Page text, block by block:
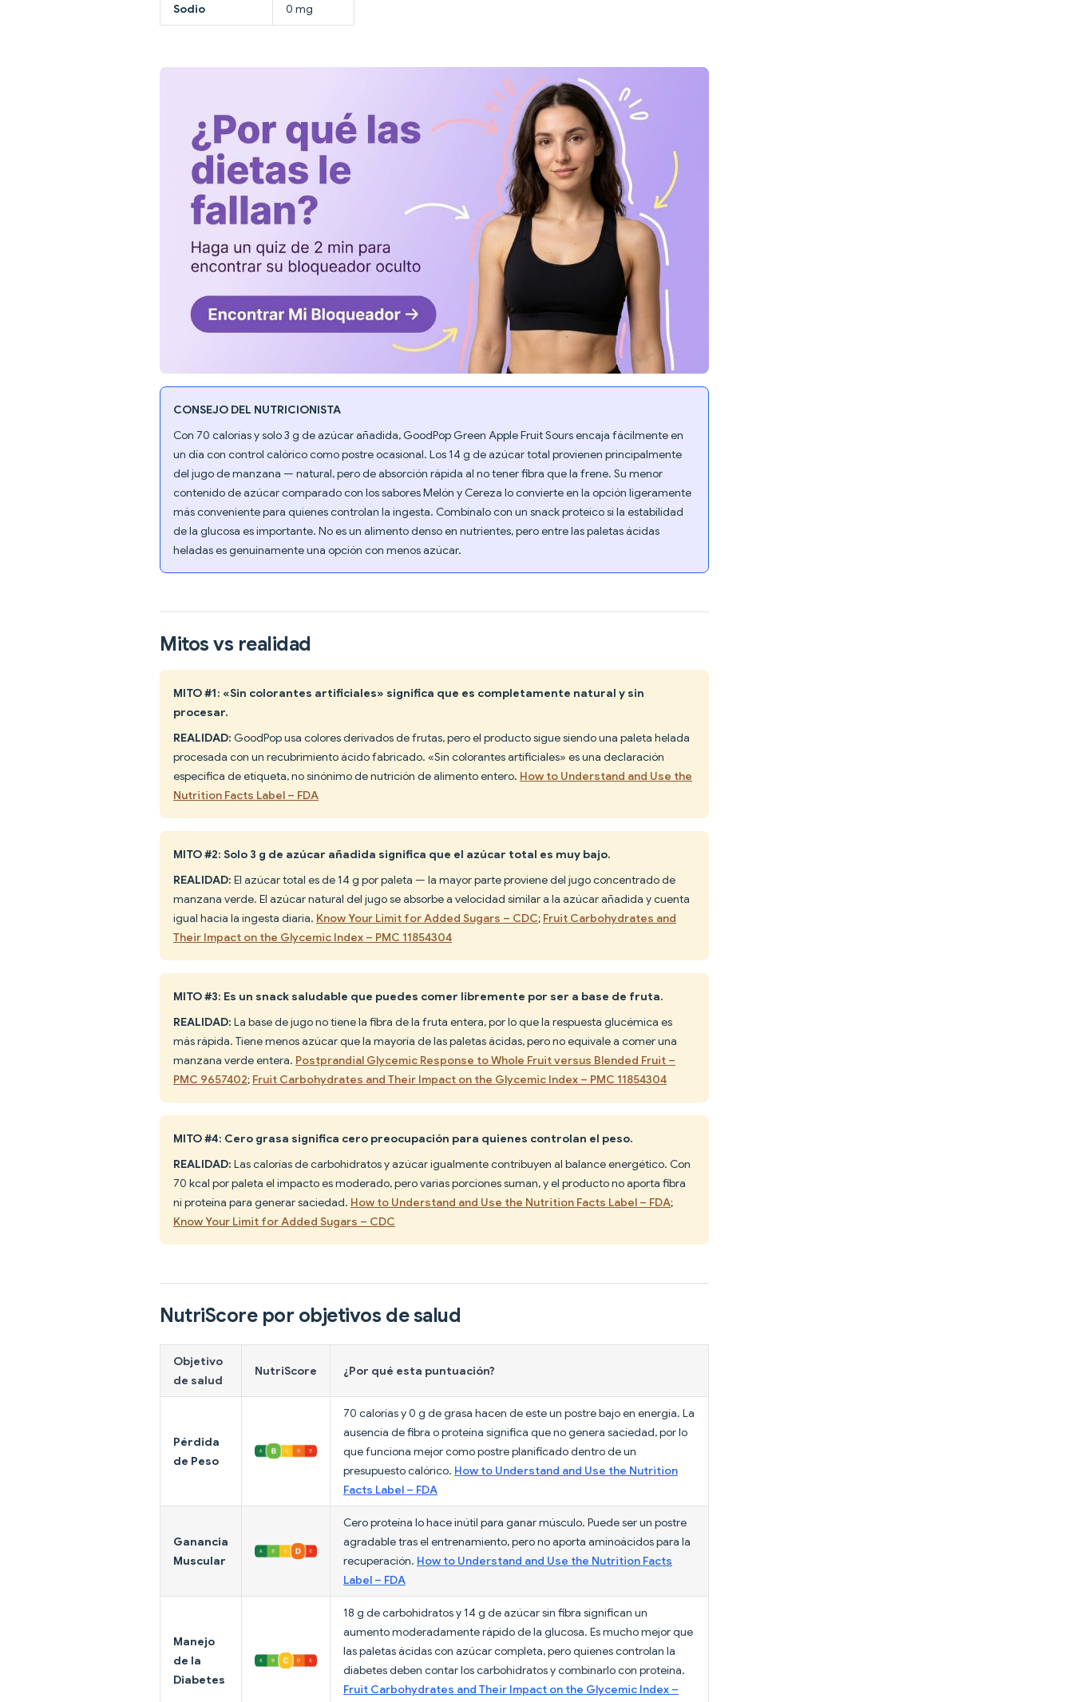
Sodio 0 mg
CONSEJO DEL NUTRICIONISTA
Con 70 calorías y solo 3 g de azúcar añadida, GoodPop Green Apple Fruit Sours encaja fácilmente en
un día con control calórico como postre ocasional. Los 14 g de azúcar total provienen principalmente
del jugo de manzana — natural, pero de absorción rápida al no tener fibra que la frene. Su menor
contenido de azúcar comparado con los sabores Melón y Cereza lo convierte en la opción ligeramente
más conveniente para quienes controlan la ingesta. Combínalo con un snack proteico si la estabilidad
de la glucosa es importante. No es un alimento denso en nutrientes, pero entre las paletas ácidas
heladas es genuinamente una opción con menos azúcar.
Mitos vs realidad
MITO #1: «Sin colorantes artificiales» significa que es completamente natural y sin
procesar.
REALIDAD: GoodPop usa colores derivados de frutas, pero el producto sigue siendo una paleta helada
procesada con un recubrimiento ácido fabricado. «Sin colorantes artificiales» es una declaración
específica de etiqueta, no sinónimo de nutrición de alimento entero. How to Understand and Use the
Nutrition Facts Label – FDA
MITO #2: Solo 3 g de azúcar añadida significa que el azúcar total es muy bajo.
REALIDAD: El azúcar total es de 14 g por paleta — la mayor parte proviene del jugo concentrado de
manzana verde. El azúcar natural del jugo se absorbe a velocidad similar a la azúcar añadida y cuenta
igual hacia la ingesta diaria. Know Your Limit for Added Sugars – CDC; Fruit Carbohydrates and
Their Impact on the Glycemic Index – PMC 11854304
MITO #3: Es un snack saludable que puedes comer libremente por ser a base de fruta.
REALIDAD: La base de jugo no tiene la fibra de la fruta entera, por lo que la respuesta glucémica es
más rápida. Tiene menos azúcar que la mayoría de las paletas ácidas, pero no equivale a comer una
manzana verde entera. Postprandial Glycemic Response to Whole Fruit versus Blended Fruit –
PMC 9657402; Fruit Carbohydrates and Their Impact on the Glycemic Index – PMC 11854304
MITO #4: Cero grasa significa cero preocupación para quienes controlan el peso.
REALIDAD: Las calorías de carbohidratos y azúcar igualmente contribuyen al balance energético. Con
70 kcal por paleta el impacto es moderado, pero varias porciones suman, y el producto no aporta fibra
ni proteína para generar saciedad. How to Understand and Use the Nutrition Facts Label – FDA;
Know Your Limit for Added Sugars – CDC
NutriScore por objetivos de salud
Objetivo
de salud
NutriScore ¿Por qué esta puntuación?
Pérdida
de Peso
70 calorías y 0 g de grasa hacen de este un postre bajo en energía. La
ausencia de fibra o proteína significa que no genera saciedad, por lo
que funciona mejor como postre planificado dentro de un
presupuesto calórico. How to Understand and Use the Nutrition
Facts Label – FDA
Ganancia
Muscular
Cero proteína lo hace inútil para ganar músculo. Puede ser un postre
agradable tras el entrenamiento, pero no aporta aminoácidos para la
recuperación. How to Understand and Use the Nutrition Facts
Label – FDA
Manejo
de la
Diabetes
18 g de carbohidratos y 14 g de azúcar sin fibra significan un
aumento moderadamente rápido de la glucosa. Es mucho mejor que
las paletas ácidas con azúcar completa, pero quienes controlan la
diabetes deben contar los carbohidratos y combinarlo con proteína.
Fruit Carbohydrates and Their Impact on the Glycemic Index –